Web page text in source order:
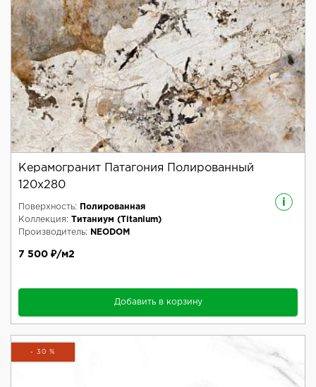
Керамогранит Патагония Полированный
120x280
i
Поверхность:
Полированная
Коллекция:
Титаниум (Titanium)
Производитель:
NEODOM
7 500 ₽/м2
Добавить в корзину
- 30 %